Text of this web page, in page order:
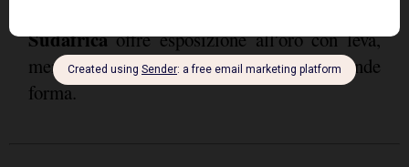
Sudafricaoffre esposizione all'oro con leva,
mentre il riassetto monetario globale prende
forma.